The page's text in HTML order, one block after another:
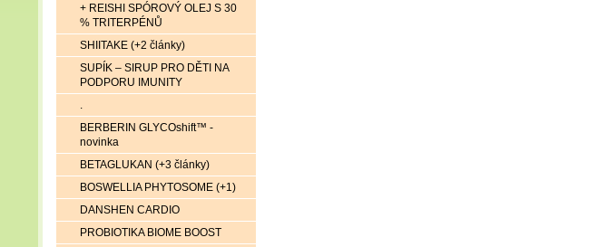
+ REISHI SPÓROVÝ OLEJ S 30
% TRITERPÉNŮ
SHIITAKE (+2 články)
SUPÍK – SIRUP PRO DĚTI NA
PODPORU IMUNITY
.
BERBERIN GLYCOshift™ -
novinka
BETAGLUKAN (+3 články)
BOSWELLIA PHYTOSOME (+1)
DANSHEN CARDIO
PROBIOTIKA BIOME BOOST